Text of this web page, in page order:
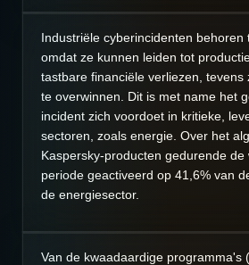
Industriële cyberincidenten behoren
omdat ze kunnen leiden tot
tastbare financiële verliezen, tevens
te overwinnen. Dit is met name het
incident zich voordoet in kritieke,
sectoren, zoals energie. Over het
Kaspersky-producten gedurende de
periode geactiveerd op 41,6% van
de energiesector.
Van de kwaadaardige programma's